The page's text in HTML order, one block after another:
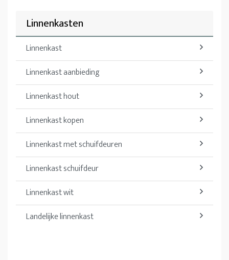
Linnenkasten
Linnenkast
Linnenkast aanbieding
Linnenkast hout
Linnenkast kopen
Linnenkast met schuifdeuren
Linnenkast schuifdeur
Linnenkast wit
Landelijke linnenkast